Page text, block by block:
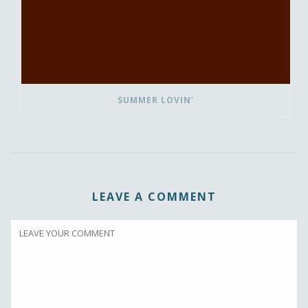
SUMMER LOVIN’
LEAVE A COMMENT